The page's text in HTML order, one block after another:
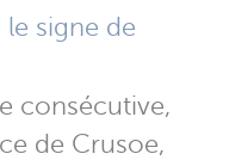
signe de
consécutive,
de Crusoe,